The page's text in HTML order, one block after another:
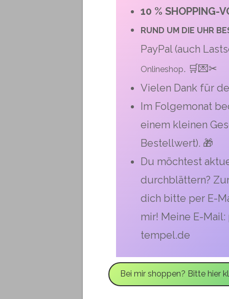
10 %
RUND UM DIE UHR
PayPal (auch
Onlineshop. 🛒💌✂
Vielen Dank für
Im Folgemonat
einem kleinen
Bestellwert). 🎁
Du möchtest
durchblättern?
dich bitte per E-
mir! Meine E-
tempel.de
Bei mir shoppen? Bitte hier